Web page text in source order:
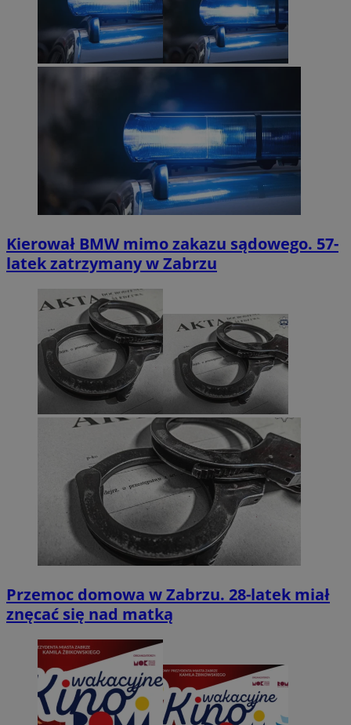
Kierował BMW mimo zakazu sądowego. 57-
latek zatrzymany w Zabrzu
Przemoc domowa w Zabrzu. 28-latek miał
znęcać się nad matką